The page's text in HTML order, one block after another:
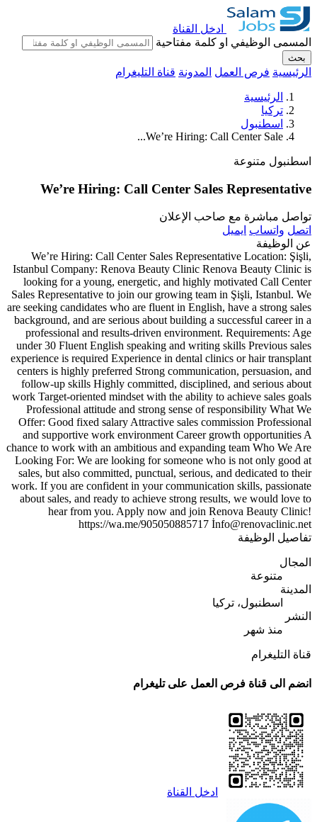
ادخل القناة
المسمى الوظيفي او كلمة مفتاحية
بحث
الرئيسية فرص العمل المدونة قناة التليغرام
الرئيسية
تركيا
اسطنبول
We’re Hiring: Call Center Sale...
اسطنبول متنوعة
We’re Hiring: Call Center Sales Representative
تواصل مباشرة مع صاحب الإعلان
اتصل واتساب ايميل
عن الوظيفة
We’re Hiring: Call Center Sales Representative Location: Şişli,
Istanbul Company: Renova Beauty Clinic Renova Beauty Clinic is
looking for a young, energetic, and highly motivated Call Center
Sales Representative to join our growing team in Şişli, Istanbul. We
are seeking candidates who are fluent in English, have a strong sales
background, and are serious about building a successful career in a
professional and results-driven environment. Requirements: Age
under 30 Fluent English speaking and writing skills Previous sales
experience is required Experience in dental clinics or hair transplant
centers is highly preferred Strong communication, persuasion, and
follow-up skills Highly committed, disciplined, and serious about
work Target-oriented mindset with the ability to achieve sales goals
Professional attitude and strong sense of responsibility What We
Offer: Good fixed salary Attractive sales commission Professional
and supportive work environment Career growth opportunities A
chance to work with an ambitious and expanding team Who We Are
Looking For: We are looking for someone who is not only good at
sales, but also committed, punctual, serious, and dedicated to their
work. If you are confident in your communication skills, passionate
about sales, and ready to achieve strong results, we would love to
hear from you. Apply now and join Renova Beauty Clinic!
https://wa.me/905050885717 İnfo@renovaclinic.net
تفاصيل الوظيفة
المجال
متنوعة
المدينة
اسطنبول، تركيا
النشر
منذ شهر
قناة التليغرام
انضم الى قناة فرص العمل على تليغرام
ادخل القناة